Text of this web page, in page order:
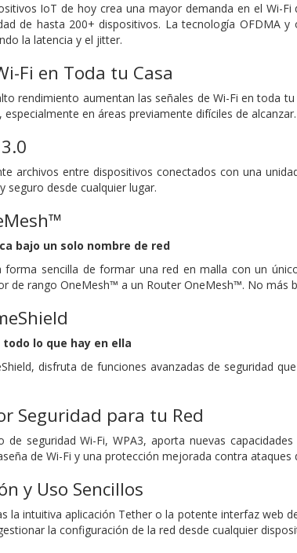
IoT de hoy crea una mayor demanda en el Wi-
de hasta 200+ dispositivos. La tecnología OFDMA
la latencia y el jitter.
Fi en Toda tu Casa
rendimiento aumentan las señales de Wi-Fi en toda
especialmente en áreas previamente difíciles de alcanzar.
archivos entre dispositivos conectados con una
seguro desde cualquier lugar.
bajo un solo nombre de red
forma sencilla de formar una red en malla con un
de rango OneMesh™ a un Router OneMesh™. No más
lo que hay en ella
disfruta de funciones avanzadas de seguridad
Seguridad para tu Red
de seguridad Wi-Fi, WPA3, aporta nuevas
de Wi-Fi y una protección mejorada contra
y Uso Sencillos
la intuitiva aplicación Tether o la potente interfaz web
la configuración de la red desde cualquier